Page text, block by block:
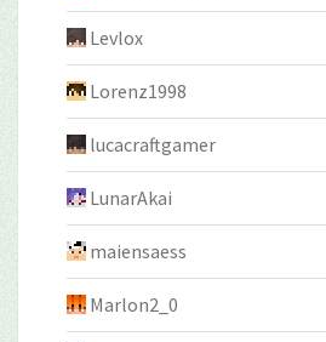
Levlox
Lorenz1998
lucacraftgamer
LunarAkai
maiensaess
Marlon2_0